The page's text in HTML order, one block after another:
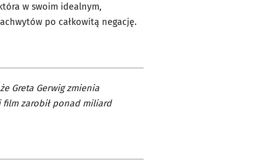
w swoim idealnym,
po całkowitą negację.
Greta Gerwig zmienia
film zarobił ponad miliard